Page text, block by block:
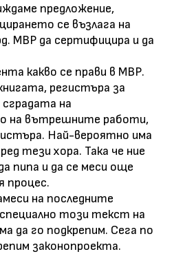
предложение,
се възлага на
МВР да сертифицира и да
какво се прави в МВР.
регистъра за
на
на вътрешните работи,
Най-вероятно има
тези хора. Така че ние
пипа и да се меси още
процес.
на последните
този текст на
да го подкрепим. Сега по
законопроекта.